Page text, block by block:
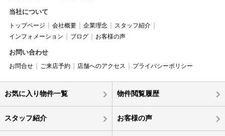
当社について
トップページ 会社概要 企業理念
スタッフ紹介
インフォメーション
ブログ お客様の声
お問い合わせ
お問合せ ご来店予約 店舗へのアクセス プライバシーポリシー
お気に入り物件一覧 物件閲覧履歴
スタッフ紹介 お客様の声